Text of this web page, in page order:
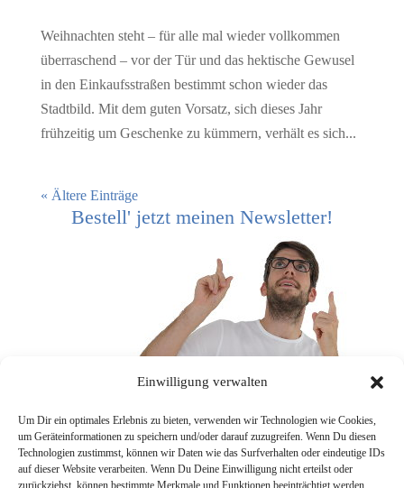
Einwilligung verwalten
Um Dir ein optimales Erlebnis zu bieten, verwenden wir Technologien wie Cookies,
um Geräteinformationen zu speichern und/oder darauf zuzugreifen. Wenn Du diesen
Technologien zustimmst, können wir Daten wie das Surfverhalten oder eindeutige IDs
auf dieser Website verarbeiten. Wenn Du Deine Einwilligung nicht erteilst oder
zurückziehst, können bestimmte Merkmale und Funktionen beeinträchtigt werden.
Weihnachten steht – für alle mal wieder vollkommen
überraschend – vor der Tür und das hektische Gewusel
in den Einkaufsstraßen bestimmt schon wieder das
Stadtbild. Mit dem guten Vorsatz, sich dieses Jahr
frühzeitig um Geschenke zu kümmern, verhält es sich...
« Ältere Einträge
Bestell' jetzt meinen Newsletter!
[mc4wp_form]